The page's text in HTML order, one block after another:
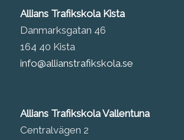
Allians Trafikskola Kista
Danmarksgatan 46
164 40 Kista
info@allianstrafikskola.se
Allians Trafikskola Vallentuna
Centralvägen 2